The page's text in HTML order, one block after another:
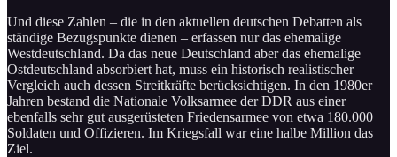
Und diese Zahlen – die in den aktuellen deutschen Debatten als
ständige Bezugspunkte dienen – erfassen nur das ehemalige
Westdeutschland. Da das neue Deutschland aber das ehemalige
Ostdeutschland absorbiert hat, muss ein historisch realistischer
Vergleich auch dessen Streitkräfte berücksichtigen. In den 1980er
Jahren bestand die Nationale Volksarmee der DDR aus einer
ebenfalls sehr gut ausgerüsteten Friedensarmee von etwa 180.000
Soldaten und Offizieren. Im Kriegsfall war eine halbe Million das
Ziel.